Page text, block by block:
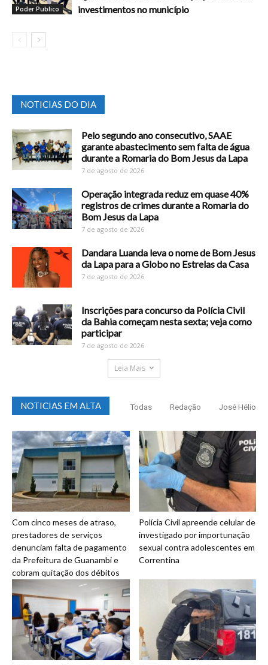
Poder Publico
investimentos no município
NOTICIAS DO DIA
Pelo segundo ano consecutivo, SAAE
garante abastecimento sem falta de água
durante a Romaria do Bom Jesus da Lapa
7 de agosto de 2026
Operação integrada reduz em quase 40%
registros de crimes durante a Romaria do
Bom Jesus da Lapa
7 de agosto de 2026
Dandara Luanda leva o nome de Bom Jesus
da Lapa para a Globo no Estrelas da Casa
7 de agosto de 2026
Inscrições para concurso da Polícia Civil
da Bahia começam nesta sexta; veja como
participar
7 de agosto de 2026
Leia Mais
NOTICIAS EM ALTA Todas Redação José Hélio
Com cinco meses de atraso,
prestadores de serviços
denunciam falta de pagamento
da Prefeitura de Guanambi e
cobram quitação dos débitos
Polícia Civil apreende celular de
investigado por importunação
sexual contra adolescentes em
Correntina